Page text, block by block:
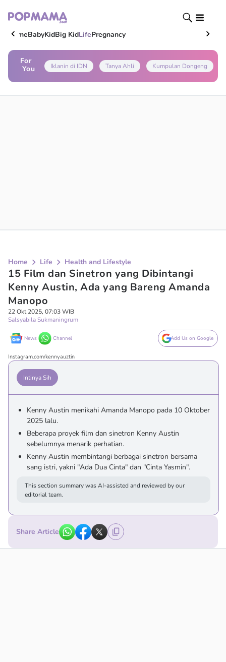
HomeBabyKidBig KidLifePregnancy
For
You
Iklanin di IDN Tanya Ahli Kumpulan Dongeng
Home Life Health and Lifestyle
15 Film dan Sinetron yang Dibintangi
Kenny Austin, Ada yang Bareng Amanda
Manopo
22 Okt 2025, 07:03 WIB
Salsyabila Sukmaningrum
News Channel Add Us on Google
Instagram.com/kennyauztin
Intinya Sih
Kenny Austin menikahi Amanda Manopo pada 10 Oktober
2025 lalu.
Beberapa proyek film dan sinetron Kenny Austin
sebelumnya menarik perhatian.
Kenny Austin membintangi berbagai sinetron bersama
sang istri, yakni "Ada Dua Cinta" dan "Cinta Yasmin".
This section summary was AI-assisted and reviewed by our
editorial team.
Share Article